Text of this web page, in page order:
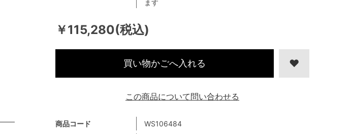
￥115,280(税込)
商品コード
WS106484
ます
買い物かごへ入れる
この商品について問い合わせる